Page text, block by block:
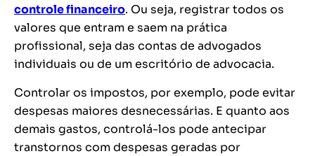
controle financeiro. Ou seja, registrar todos os
valores que entram e saem na prática
profissional, seja das contas de advogados
individuais ou de um escritório de advocacia.
Controlar os impostos, por exemplo, pode evitar
despesas maiores desnecessárias. E quanto aos
demais gastos, controlá-los pode antecipar
transtornos com despesas geradas por